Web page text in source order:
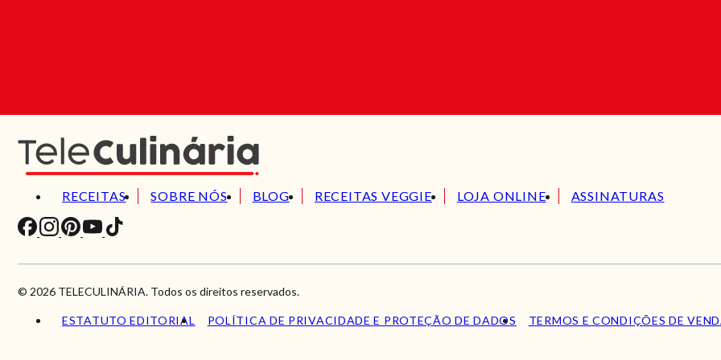
RECEITAS SOBRE NÓS BLOG RECEITAS VEGGIE LOJA ONLINE ASSINATURAS
© 2026 TELECULINÁRIA. Todos os direitos reservados.
ESTATUTO EDITORIAL POLÍTICA DE PRIVACIDADE E PROTEÇÃO DE DADOS TERMOS E CONDIÇÕES DE